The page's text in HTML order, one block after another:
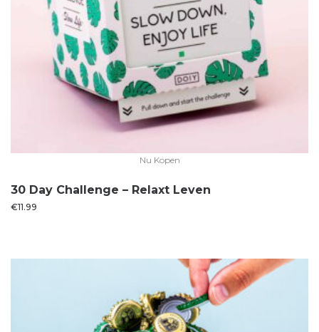
Nu Kopen
30 Day Challenge – Relaxt Leven
€11.99